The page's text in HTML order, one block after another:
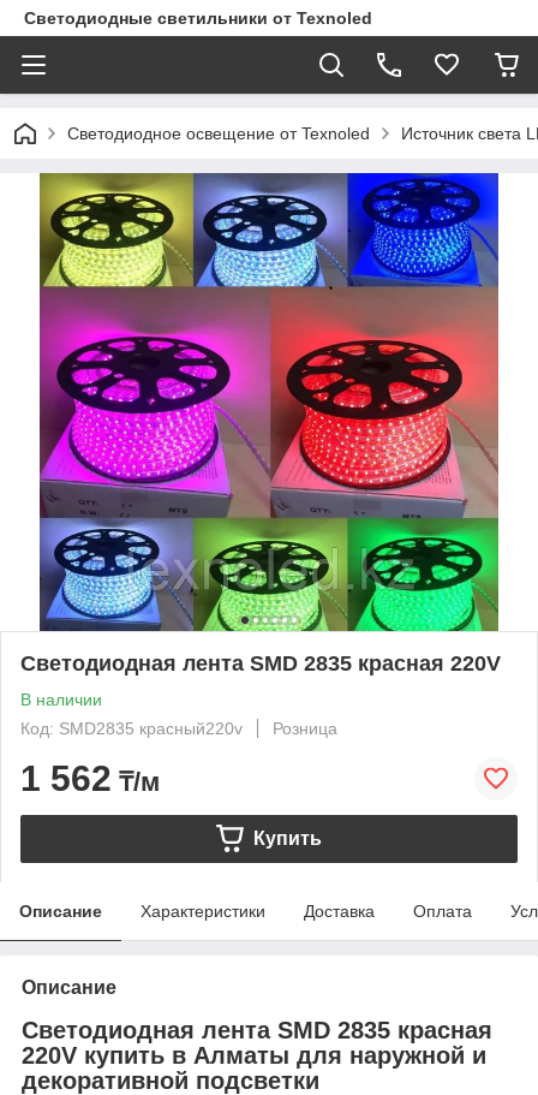
Светодиодные светильники от Texnoled
Светодиодное освещение от Texnoled Источник света
Светодиодная лента SMD 2835 красная 220V
В наличии
Код: SMD2835 красный220v
Розница
1 562 ₸/м
Купить
Описание Характеристики Доставка Оплата
Описание
Светодиодная лента SMD 2835 красная
220V купить в Алматы для наружной и
декоративной подсветки